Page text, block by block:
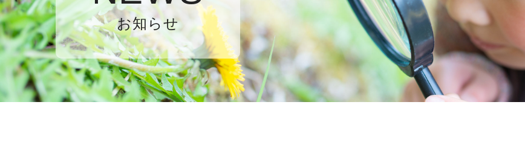
お知らせ